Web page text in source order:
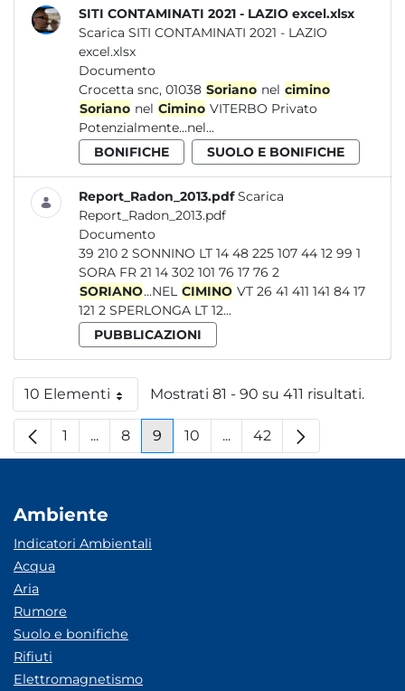
SITI CONTAMINATI 2021 - LAZIO excel.xlsx
Scarica SITI CONTAMINATI 2021 - LAZIO
excel.xlsx
Documento
Crocetta snc, 01038 Soriano nel cimino
Soriano nel Cimino VITERBO Privato
Potenzialmente...nel...
BONIFICHE
SUOLO E BONIFICHE
Report_Radon_2013.pdf Scarica
Report_Radon_2013.pdf
Documento
39 210 2 SONNINO LT 14 48 225 107 44 12 99 1
SORA FR 21 14 302 101 76 17 76 2
SORIANO...NEL CIMINO VT 26 41 411 141 84 17
121 2 SPERLONGA LT 12...
PUBBLICAZIONI
10 ElementiPer paginaMostrati 81 - 90 su 411 risultati.
Pagina
1 ...Pagine intermedie
Pagina
8 Pagina
9 Pagina
10 ...Pagine intermedie
Pagina
42
Ambiente
Indicatori Ambientali
Acqua
Aria
Rumore
Suolo e bonifiche
Rifiuti
Elettromagnetismo